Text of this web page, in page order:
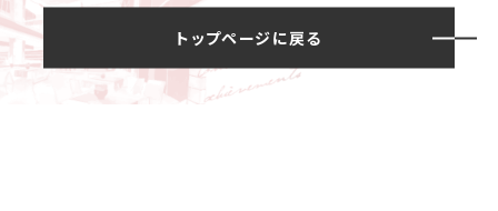
トップページに戻る